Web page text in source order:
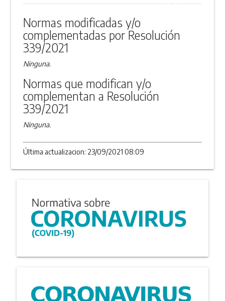
ANEXO
Normas modificadas y/o
complementadas por Resolución
339/2021
Ninguna.
Normas que modifican y/o
complementan a Resolución
339/2021
Ninguna.
Última actualizacion: 23/09/2021 08:09